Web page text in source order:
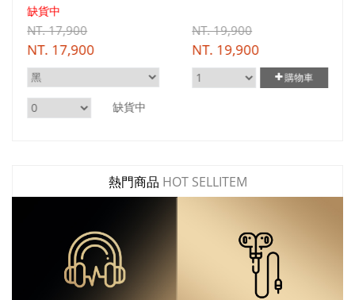
缺貨中
NT.17,900
NT. 17,900
缺貨中
NT.19,900
NT. 19,900
購物車
熱門商品 HOT SELLITEM